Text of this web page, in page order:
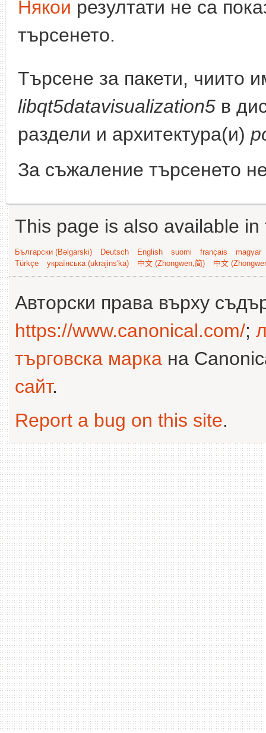
Някои резултати не са
търсенето.
Търсене за пакети, чиито
libqt5datavisualization5 в
раздели и архитектура(и)
За съжаление търсенето
This page is also available
Български (Bəlgarski) Deutsch English suomi français
magyar
Türkçe
українська (ukrajins'ka) 中文 (Zhongwen,简) 中文
Авторски права върху
https://www.canonical.com/;
търговска марка на
сайт.
Report a bug on this site.